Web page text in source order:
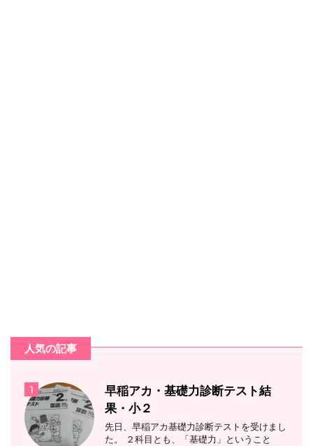
人気の記事
1
早稲アカ・基礎力診断テスト結
果・小２
先日、早稲アカ基礎力診断テストを受けまし
た。 ２科目とも、「基礎力」ということ